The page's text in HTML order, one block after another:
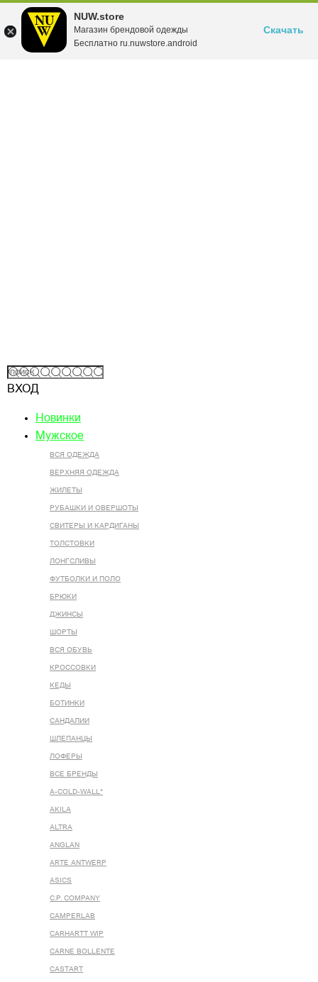
NUW.store
Магазин брендовой одежды
Бесплатно ru.nuwstore.android
Скачать
ВХОД
Новинки
Мужское
ВСЯ ОДЕЖДА
ВЕРХНЯЯ ОДЕЖДА
ЖИЛЕТЫ
РУБАШКИ И ОВЕРШОТЫ
СВИТЕРЫ И КАРДИГАНЫ
ТОЛСТОВКИ
ЛОНГСЛИВЫ
ФУТБОЛКИ И ПОЛО
БРЮКИ
ДЖИНСЫ
ШОРТЫ
ВСЯ ОБУВЬ
КРОССОВКИ
КЕДЫ
БОТИНКИ
САНДАЛИИ
ШЛЕПАНЦЫ
ЛОФЕРЫ
ВСЕ БРЕНДЫ
A-COLD-WALL*
AKILA
ALTRA
ANGLAN
ARTE ANTWERP
ASICS
C.P. COMPANY
CAMPERLAB
CARHARTT WIP
CARNE BOLLENTE
CASTART